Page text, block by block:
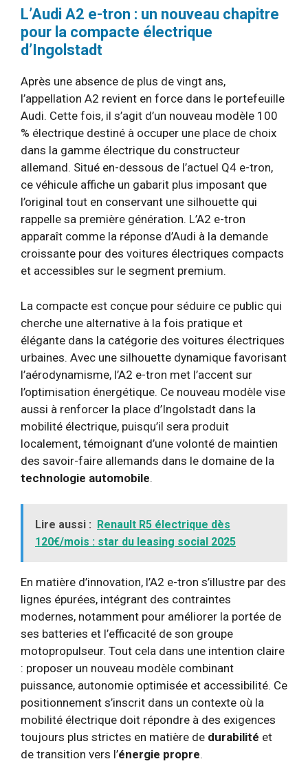
L’Audi A2 e-tron : un nouveau chapitre
pour la compacte électrique
d’Ingolstadt
Après une absence de plus de vingt ans,
l’appellation A2 revient en force dans le portefeuille
Audi. Cette fois, il s’agit d’un nouveau modèle 100
% électrique destiné à occuper une place de choix
dans la gamme électrique du constructeur
allemand. Situé en-dessous de l’actuel Q4 e-tron,
ce véhicule affiche un gabarit plus imposant que
l’original tout en conservant une silhouette qui
rappelle sa première génération. L’A2 e-tron
apparaît comme la réponse d’Audi à la demande
croissante pour des voitures électriques compacts
et accessibles sur le segment premium.
La compacte est conçue pour séduire ce public qui
cherche une alternative à la fois pratique et
élégante dans la catégorie des voitures électriques
urbaines. Avec une silhouette dynamique favorisant
l’aérodynamisme, l’A2 e-tron met l’accent sur
l’optimisation énergétique. Ce nouveau modèle vise
aussi à renforcer la place d’Ingolstadt dans la
mobilité électrique, puisqu’il sera produit
localement, témoignant d’une volonté de maintien
des savoir-faire allemands dans le domaine de la
technologie automobile.
Lire aussi : Renault R5 électrique dès
120€/mois : star du leasing social 2025
En matière d’innovation, l’A2 e-tron s’illustre par des
lignes épurées, intégrant des contraintes
modernes, notamment pour améliorer la portée de
ses batteries et l’efficacité de son groupe
motopropulseur. Tout cela dans une intention claire
: proposer un nouveau modèle combinant
puissance, autonomie optimisée et accessibilité. Ce
positionnement s’inscrit dans un contexte où la
mobilité électrique doit répondre à des exigences
toujours plus strictes en matière de durabilité et
de transition vers l’énergie propre.